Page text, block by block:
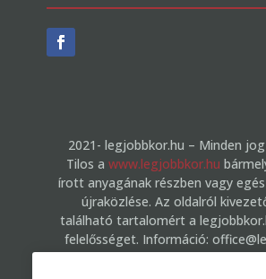
2021- legjobbkor.hu – Minden
Tilos a www.legjobbkor.hu
írott anyagának részben vagy
újraközlése. Az oldalról
található tartalomért a
felelősséget. Információ: